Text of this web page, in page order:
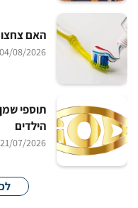
האם
04/08/2026
תוספי
הילדים
21/07/2026